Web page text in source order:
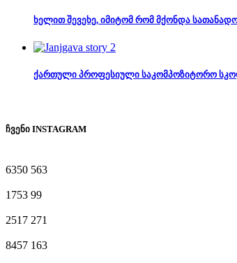
ხელით შევეხე, იმიტომ რომ მქონდა
ქართული პროფესიული საკომპოზიტორო
ჩვენი INSTAGRAM
6350 563
1753 99
2517 271
8457 163